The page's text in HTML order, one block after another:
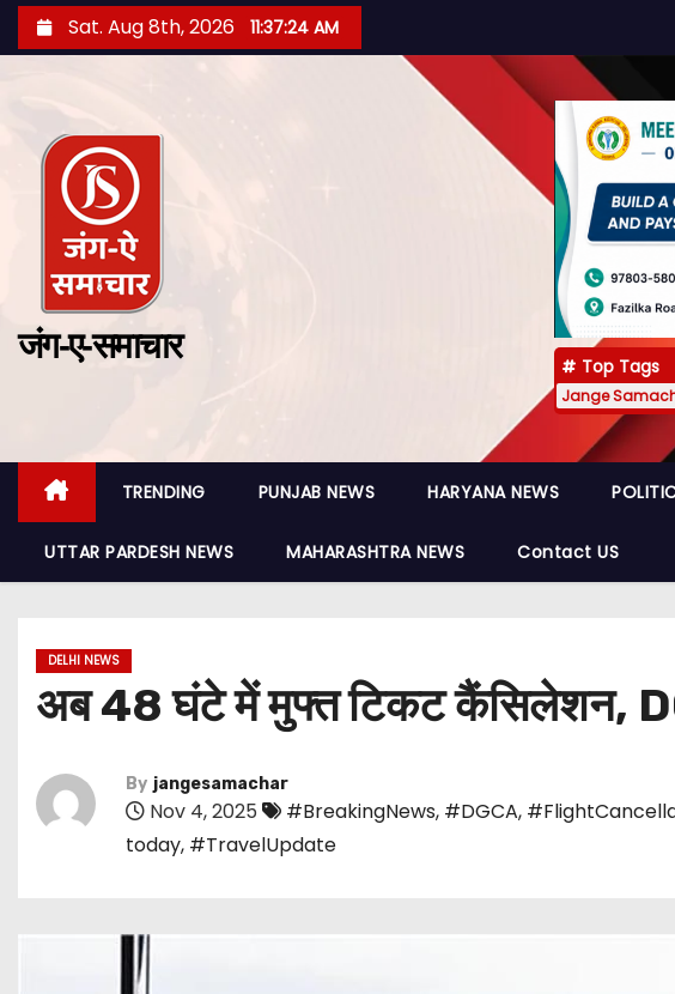
Sat. Aug 8th, 2026 11:37:26 AM
जंग-ए-समाचार
Top Tags
Jange
TRENDING PUNJAB NEWS HARYANA NEWS
UTTAR PARDESH NEWS MAHARASHTRA NEWS Contact US
DELHI NEWS
अब 48 घंटे में मुफ्त टिकट कैंसिलेशन,
By jangesamachar
Nov 4, 2025 #BreakingNews, #DGCA,
today, #TravelUpdate